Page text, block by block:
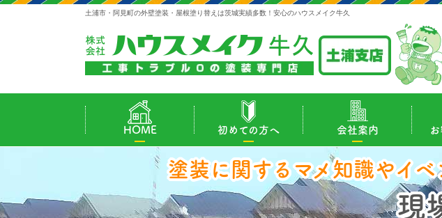
土浦市・阿見町の外壁塗装・屋根塗り替えは茨城実績多数！安心のハウスメイク牛久
HOME 初めての方へ 会社案内
塗装に関するマメ知識やイ
現